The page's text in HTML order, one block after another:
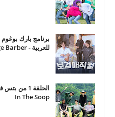
للعربية - The Village Barber
In The Soop